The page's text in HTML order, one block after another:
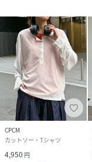
CPCM
カットソー・Tシャツ
4,950 円